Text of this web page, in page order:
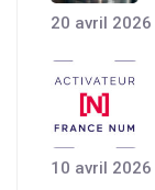
20 avril 2026
10 avril 2026